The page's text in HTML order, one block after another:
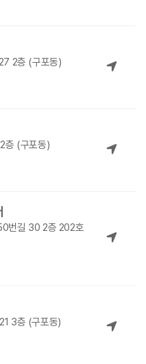
2층 (구포동)
층 (구포동)
번길 30 2층 202호
3층 (구포동)